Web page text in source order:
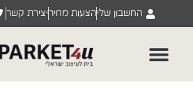
החשבון שליהצעות מחיריצירת קשר חייגו |